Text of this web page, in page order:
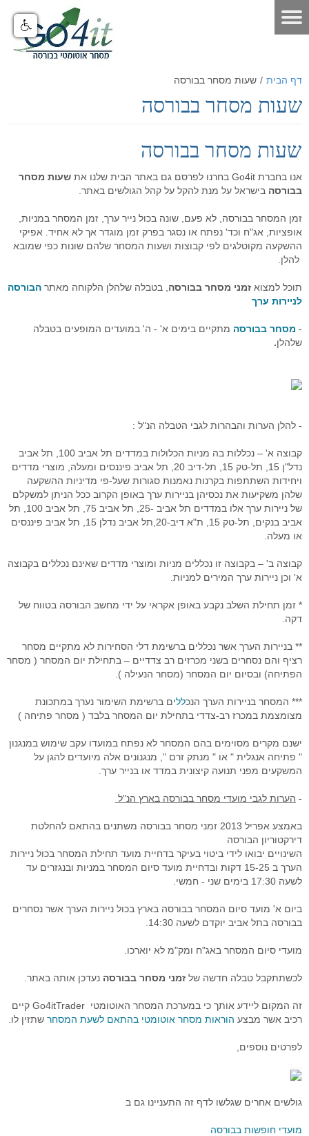
דף הבית / שעות מסחר בבורסה
שעות מסחר בבורסה
שעות מסחר בבורסה
אנו בחברת Go4it בחרנו לפרסם גם באתר הבית שלנו את
שעות מסחר
בבורסה בישראל על מנת להקל על קהל הגולשים באתר.
זמן המסחר בבורסה, לא פעם, שונה בכול נייר ערך, זמן המסחר במניות,
אופציות, אג"ח וכד' נפתח או נסגר בפרק זמן מוגדר אך לא אחיד. אפיקי
ההשקעה מקוטלגים לפי קבוצות ושעות המסחר שלהם שונות כפי שמובא
להלן.
תוכל למצוא זמני מסחר בבורסה , בטבלה שלהלן הלקוחה מאתר הבורסה
לניירות ערך
- מסחר בבורסה מתקיים בימים א' - ה' במועדים המופעים בטבלה
שלהלן.
- להלן הערות והבהרות לגבי הטבלה הנ"ל :
קבוצה א' – נכללות בה מניות הכלולות במדדים תל אביב 100, תל אביב
נדל"ן 15, תל-טק 15, תל-דיב 20, תל אביב פיננסים ומעלה, מוצרי מדדים
ויחידות השתתפות בקרנות נאמנות סגורות שעל-פי מדיניות ההשקעה
שלהן משקיעות את נכסיהן בניירות ערך באופן הקרוב ככל הניתן למשקלם
של ניירות ערך אלו במדדים תל אביב -25, תל אביב 75, תל אביב 100, תל
אביב בנקים, תל-טק 15, ת"א דיב-20,תל אביב נדלן 15, תל אביב פיננסים
או מעלה.
קבוצה ב' – בקבוצה זו נכללים מניות ומוצרי מדדים שאינם נכללים בקבוצה
א' וכן ניירות ערך המירים למניות.
* זמן תחילת השלב נקבע באופן אקראי על ידי מחשב הבורסה בטווח של
דקה.
** בניירות הערך אשר נכללים ברשימת דלי הסחירות לא מתקיים מסחר
רציף והם נסחרים בשני מכרזים רב צדדיים – בתחילת יום המסחר ( מסחר
הפתיחה) ובסיום יום המסחר (מסחר הנעילה ).
*** המסחר בניירות הערך הנכללים ברשימת השימור נערך במתכונת
מצומצמת במכרז רב-צדדי בתחילת יום המסחר בלבד ( מסחר פתיחה )
ישנם מקרים מסוימים בהם המסחר לא נפתח במועדו עקב שימוש במנגנון
" פתיחה אנגלית " או " מנתק זרם ", מנגנונים אלה מיועדים להגן על
המשקעים מפני תנועה קיצונית במדד או בנייר ערך.
- הערות לגבי מועדי מסחר בבורסה בארץ הנ"ל
באמצע אפריל 2013 זמני מסחר בבורסה משתנים בהתאם להחלטת
דירקטוריון הבורסה
השינויים יבואו לידי ביטוי בעיקר בדחיית מועד תחילת המסחר בכול ניירות
הערך ב 15-25 דקות ובדחיית מועד סיום המסחר במניות ובנגזרים עד
לשעה 17:30 בימים שני - חמשי.
ביום א' מועד סיום המסחר בבורסה בארץ בכול ניירות הערך אשר נסחרים
בבורסה בתל אביב יוקדם לשעה 14:30.
מועדי סיום המסחר באג"ח ומק"מ לא יוארכו.
לכשתתקבל טבלה חדשה של זמני מסחר בבורסה נעדכן אותה באתר.
זה המקום ליידע אותך כי במערכת המסחר האוטומטי Go4itTrader קיים
רכיב אשר מבצע הוראות מסחר אוטומטי בהתאם לשעת המסחר שתזין לו.
לפרטים נוספים,
גולשים אחרים שגלשו לדף זה התעניינו גם ב
מועדי חופשות בבורסה
אודות חברת GO4IT
הסיכון במסחר בבורסה
תקנון האתר
דרושים
הטכנולוגיה
מאמרים שוק ההון
מונחי שוק ההון
כלים לסוחר
כלים לסוחר
כלים למסחר בחול
כלים לתחזוקת המחשב
קישורים שימושיים
מחשבון המרת מטבעות
יומן אירועים כלכליים עולמי - יומי
מחשבון פיבוט
מדדי בורסה עולמיים
פורום שוק ההון
פורום ניתוח טכני
פורום מטח
פורום מסחר אוטומטי
הכר את מערכת המסחר
הכר את מערכת המסחר
סרטוני הדרכה - לשוניות המערכת
סרטוני הדרכה כלליים
מדריכים מצולמים
מערכת מסחר
מערכת מסחר FMR
מערכת מסחר אוטומטי GO4IT
סימולטור מסחר Go4iTrainer
מערכת מידע וציטוטים Go4iTicker
מסחר אוטומטי
מסחר אוטומטי במטח
קורס פיתוח ובדיקת אסטרטגיות
קורס מטח לסוחרים בזמן אמת
מסחר אוטומטי לרצף
פלטפורמת הממשק הראשית
פקודות מונחי שעון
אינדיקטורים
מסחר אוטומטי באופציות מעו"ף
טריילינג סטופ אוטומטי באופציות
טייק פרופיט אוטומטי במעוף
פקודות עוקבות באופציות מעוף
כניסה אוטומטית לפוזיציה במעוף
מסחר אוטומטי בחוזים
אסטרטגיות מסחר אוטומטי במעוף
פיתוח אינדיקטורים אישיים
פקודות מונחי שעון
רובוט מסחר
מסחר אוטומטי בהתניית התשואה
יצוא נתוני זמן אמת
פיתוחים אישים - רובוטי מסחר
תוכנה לניתוח טכני
מסחר בבורסה במחשב ענן
שאלות ותשובות
פתרונות למנהלי תיקים
API למתכנתים לרצף
מסחר אוטומטי בבורסה בחול
מסחר עצמאי בבורסה
מסחר עצמאי
שאלות נפוצות
חוזים עתידיים
ניהול תיקים
מסחר בבורסה
מסחר בוול סטריט